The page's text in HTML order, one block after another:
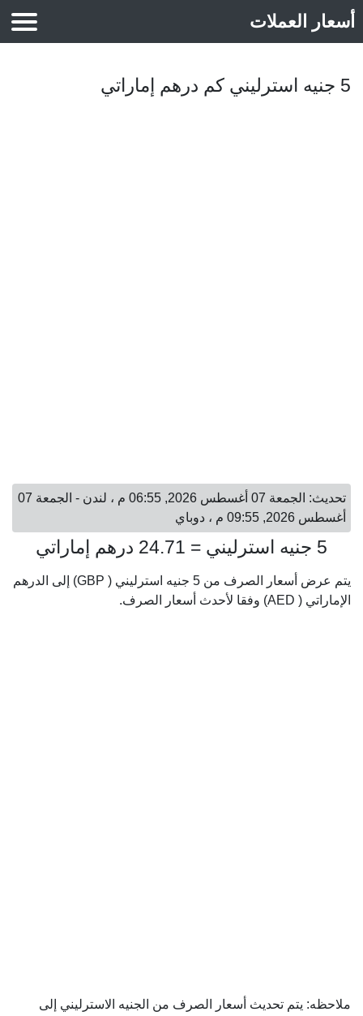
أسعار العملات
5 جنيه استرليني كم درهم إماراتي
تحديث: الجمعة 07 أغسطس 2026, 06:55 م ، لندن - الجمعة 07
أغسطس 2026, 09:55 م ، دوباي
5 جنيه استرليني = 24.71 درهم إماراتي
يتم عرض أسعار الصرف من 5 جنيه استرليني ( GBP) إلى الدرهم
الإماراتي ( AED) وفقا لأحدث أسعار الصرف.
ملاحظه: يتم تحديث أسعار الصرف من الجنيه الاسترليني إلى